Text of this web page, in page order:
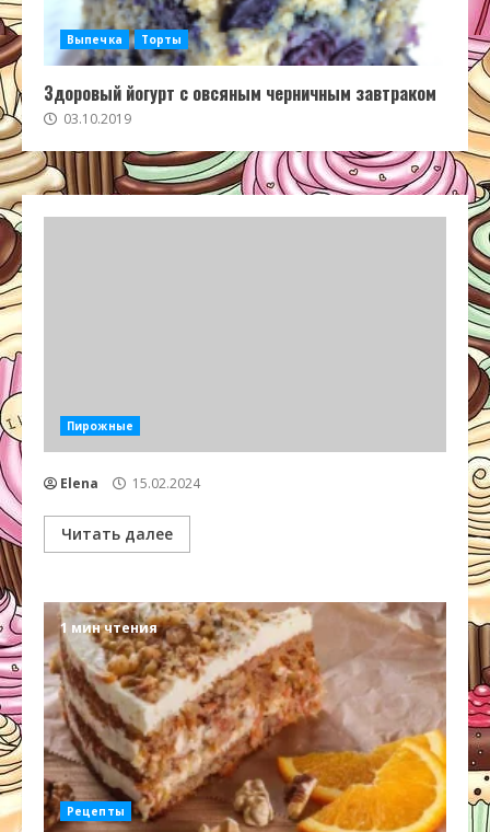
Выпечка Торты
Здоровый йогурт с овсяным черничным завтраком
03.10.2019
Пирожные
Elena 15.02.2024
Читать далее
1 мин чтения
Рецепты